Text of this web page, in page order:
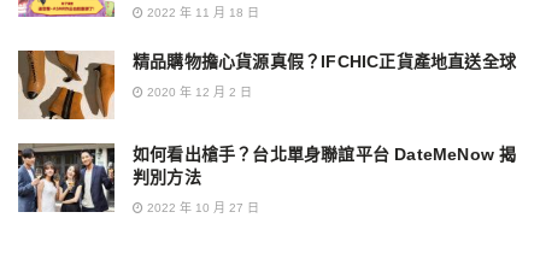
2022 年 11 月 18 日
精品購物擔心貨源真假？IFCHIC正貨產地直送全球
2020 年 12 月 2 日
如何看出槍手？台北單身聯誼平台 DateMeNow 揭
判別方法
2022 年 10 月 27 日